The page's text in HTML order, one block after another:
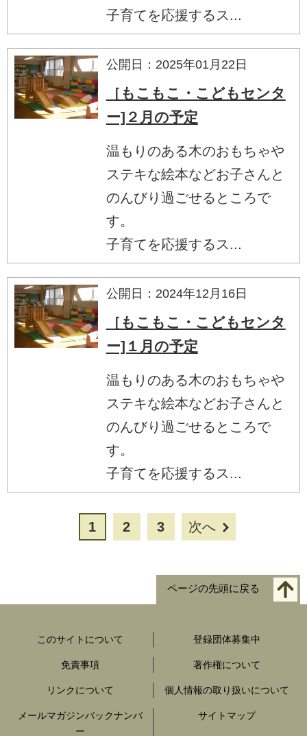
子育てを応援するス...
公開日：2025年01月22日
［もこもこ・こどもセンタ
ー]２月の予定
温もりのある木のおもちゃや
ステキな絵本などお子さんと
のんびり過ごせるところで
す。
子育てを応援するス...
公開日：2024年12月16日
［もこもこ・こどもセンタ
ー]１月の予定
温もりのある木のおもちゃや
ステキな絵本などお子さんと
のんびり過ごせるところで
す。
子育てを応援するス...
1 2 3 次へ
ページの先頭に戻る
このサイトについて 登録団体募集中
免責事項 著作権について
リンクについて 個人情報の取り扱いについて
メールマガジンバックナンバ
ー
サイトマップ